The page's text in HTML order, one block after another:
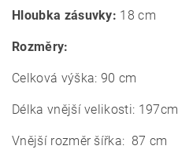
Hloubka zásuvky: 18 cm
Rozměry:
Celková výška: 90 cm
Délka vnější velikosti: 197cm
Vnější rozměr šířka: 87 cm